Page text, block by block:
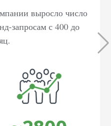
выросло число
запросам с 400 до